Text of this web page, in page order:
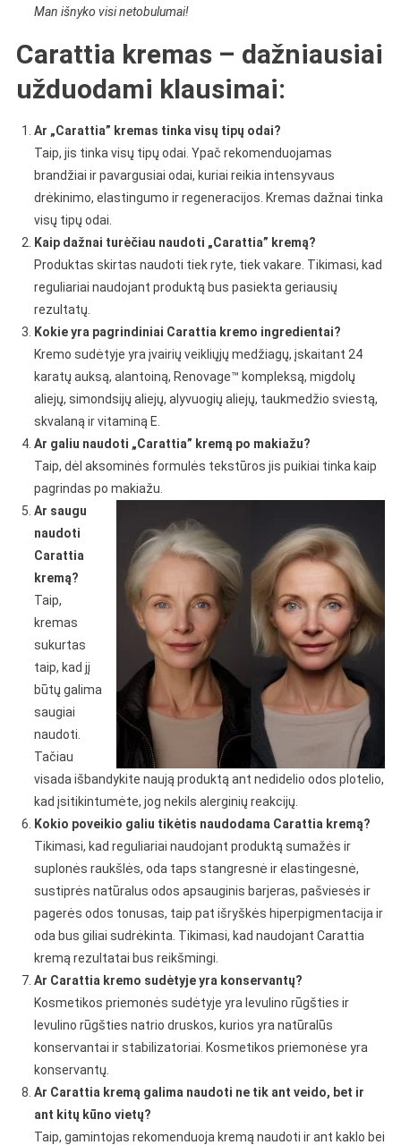
Man išnyko visi netobulumai!
Carattia kremas – dažniausiai
užduodami klausimai:
Ar „Carattia” kremas tinka visų tipų odai?
Taip, jis tinka visų tipų odai. Ypač rekomenduojamas
brandžiai ir pavargusiai odai, kuriai reikia intensyvaus
drėkinimo, elastingumo ir regeneracijos. Kremas dažnai tinka
visų tipų odai.
Kaip dažnai turėčiau naudoti „Carattia” kremą?
Produktas skirtas naudoti tiek ryte, tiek vakare. Tikimasi, kad
reguliariai naudojant produktą bus pasiekta geriausių
rezultatų.
Kokie yra pagrindiniai Carattia kremo ingredientai?
Kremo sudėtyje yra įvairių veikliųjų medžiagų, įskaitant 24
karatų auksą, alantoiną, Renovage™ kompleksą, migdolų
aliejų, simondsijų aliejų, alyvuogių aliejų, taukmedžio sviestą,
skvalaną ir vitaminą E.
Ar galiu naudoti „Carattia” kremą po makiažu?
Taip, dėl aksominės formulės tekstūros jis puikiai tinka kaip
pagrindas po makiažu.
Ar saugu
naudoti
Carattia
kremą?
Taip,
kremas
sukurtas
taip, kad jį
būtų galima
saugiai
naudoti.
Tačiau
visada išbandykite naują produktą ant nedidelio odos plotelio,
kad įsitikintumėte, jog nekils alerginių reakcijų.
Kokio poveikio galiu tikėtis naudodama Carattia kremą?
Tikimasi, kad reguliariai naudojant produktą sumažės ir
suplonės raukšlės, oda taps stangresnė ir elastingesnė,
sustiprės natūralus odos apsauginis barjeras, pašviesės ir
pagerės odos tonusas, taip pat išryškės hiperpigmentacija ir
oda bus giliai sudrėkinta. Tikimasi, kad naudojant Carattia
kremą rezultatai bus reikšmingi.
Ar Carattia kremo sudėtyje yra konservantų?
Kosmetikos priemonės sudėtyje yra levulino rūgšties ir
levulino rūgšties natrio druskos, kurios yra natūralūs
konservantai ir stabilizatoriai. Kosmetikos priemonėse yra
konservantų.
Ar Carattia kremą galima naudoti ne tik ant veido, bet ir
ant kitų kūno vietų?
Taip, gamintojas rekomenduoja kremą naudoti ir ant kaklo bei